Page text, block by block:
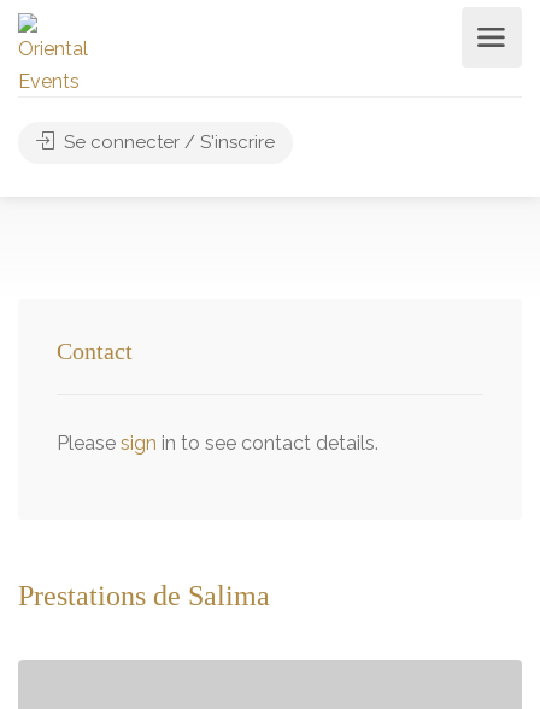
Se connecter / S'inscrire
Contact
Please sign in to see contact details.
Prestations de Salima